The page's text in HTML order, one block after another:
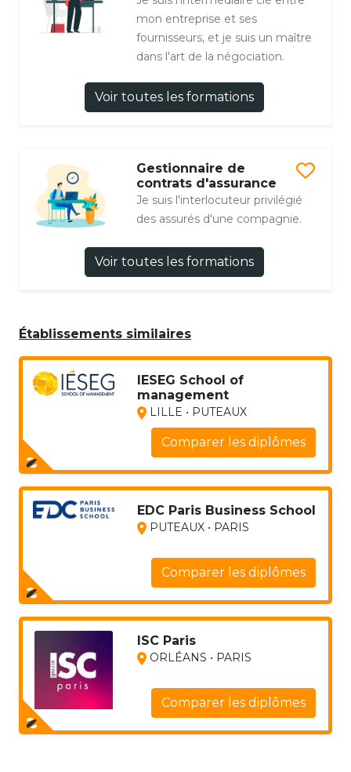
mon entreprise et ses
fournisseurs, et je suis un maître
dans l'art de la négociation.
Voir toutes les formations
Gestionnaire de
contrats d'assurance
Je suis l'interlocuteur privilégié
des assurés d'une compagnie.
Voir toutes les formations
Établissements similaires
IESEG School of
management
LILLE • PUTEAUX
Comparer les diplômes
EDC Paris Business School
PUTEAUX • PARIS
Comparer les diplômes
ISC Paris
ORLÉANS • PARIS
Comparer les diplômes